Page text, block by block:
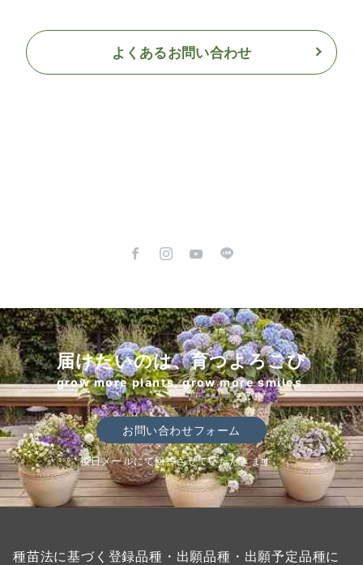
よくあるお問い合わせ
届けたいのは、育つよろこび
grow more plants, grow more smiles.
お問い合わせフォーム
後日メールにて回答させていただきます。
種苗法に基づく登録品種・出願品種・出願予定品種に